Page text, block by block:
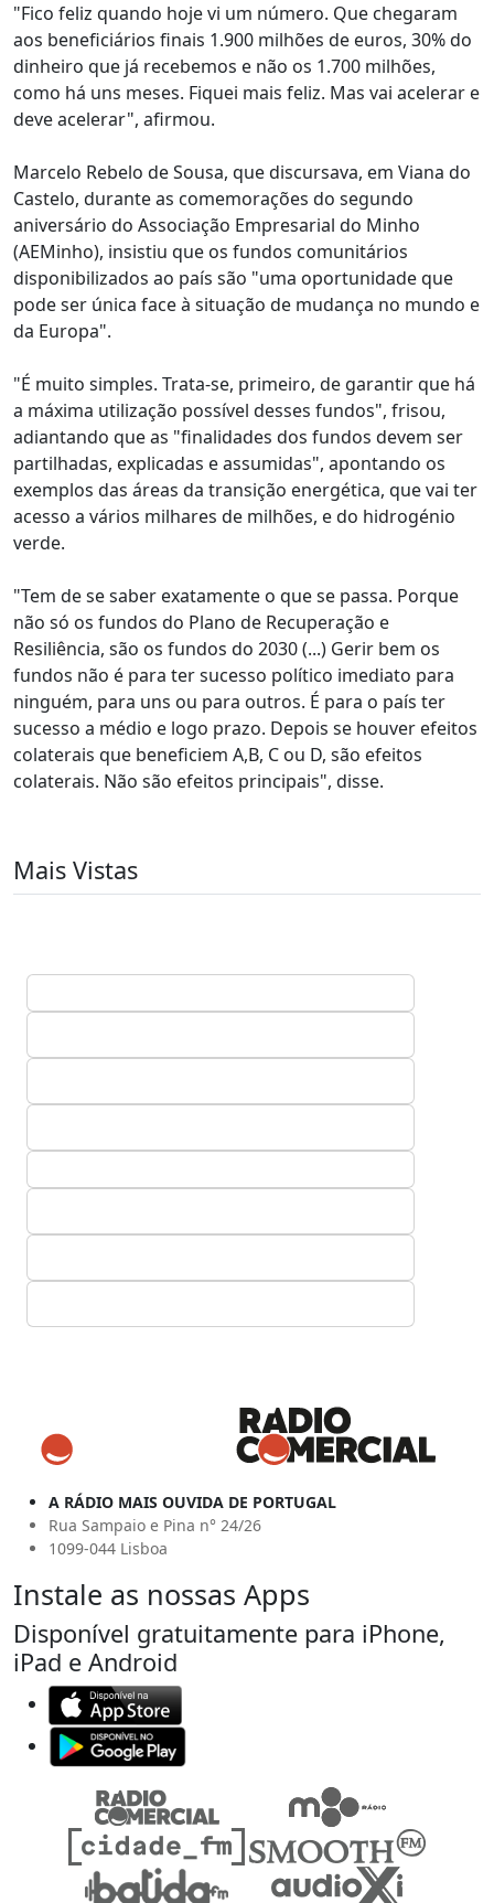
"Fico feliz quando hoje vi um número. Que chegaram
aos beneficiários finais 1.900 milhões de euros, 30% do
dinheiro que já recebemos e não os 1.700 milhões,
como há uns meses. Fiquei mais feliz. Mas vai acelerar e
deve acelerar", afirmou.
Marcelo Rebelo de Sousa, que discursava, em Viana do
Castelo, durante as comemorações do segundo
aniversário do Associação Empresarial do Minho
(AEMinho), insistiu que os fundos comunitários
disponibilizados ao país são "uma oportunidade que
pode ser única face à situação de mudança no mundo e
da Europa".
"É muito simples. Trata-se, primeiro, de garantir que há
a máxima utilização possível desses fundos", frisou,
adiantando que as "finalidades dos fundos devem ser
partilhadas, explicadas e assumidas", apontando os
exemplos das áreas da transição energética, que vai ter
acesso a vários milhares de milhões, e do hidrogénio
verde.
"Tem de se saber exatamente o que se passa. Porque
não só os fundos do Plano de Recuperação e
Resiliência, são os fundos do 2030 (...) Gerir bem os
fundos não é para ter sucesso político imediato para
ninguém, para uns ou para outros. É para o país ter
sucesso a médio e logo prazo. Depois se houver efeitos
colaterais que beneficiem A,B, C ou D, são efeitos
colaterais. Não são efeitos principais", disse.
Mais Vistas
A RÁDIO MAIS OUVIDA DE PORTUGAL
Rua Sampaio e Pina n° 24/26
1099-044 Lisboa
Instale as nossas Apps
Disponível gratuitamente para iPhone,
iPad e Android